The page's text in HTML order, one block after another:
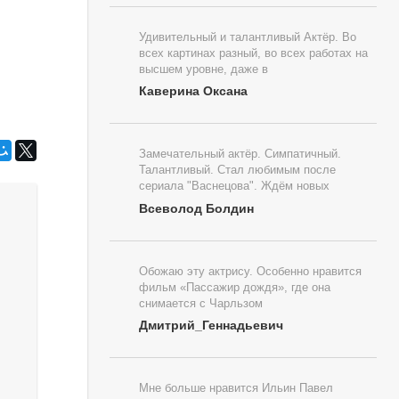
Удивительный и талантливый Актёр. Во
всех картинах разный, во всех работах на
высшем уровне, даже в
Каверина Оксана
Замечательный актёр. Симпатичный.
Талантливый. Стал любимым после
сериала "Васнецова". Ждём новых
Всеволод Болдин
Обожаю эту актрису. Особенно нравится
фильм «Пассажир дождя», где она
снимается с Чарльзом
Дмитрий_Геннадьевич
Мне больше нравится Ильин Павел